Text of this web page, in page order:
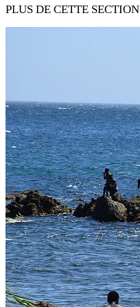
PLUS DE CETTE SECTION